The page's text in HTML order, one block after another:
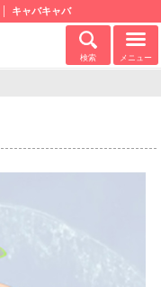
キャバキャバ
検索 メニュー